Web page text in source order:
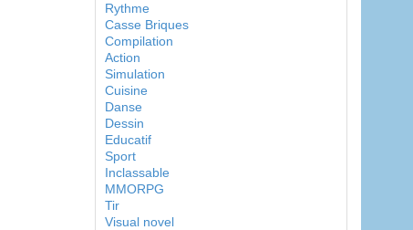
Rythme
Casse Briques
Compilation
Action
Simulation
Cuisine
Danse
Dessin
Educatif
Sport
Inclassable
MMORPG
Tir
Visual novel